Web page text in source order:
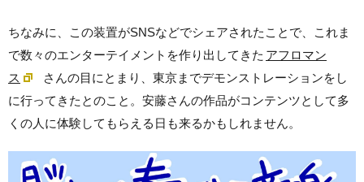
ちなみに、この装置がSNSなどでシェアされたことで、これま
で数々のエンターテイメントを作り出してきた アフロマン
ス
さんの目にとまり、東京までデモンストレーションをし
に行ってきたとのこと。安藤さんの作品がコンテンツとして多
くの人に体験してもらえる日も来るかもしれません。